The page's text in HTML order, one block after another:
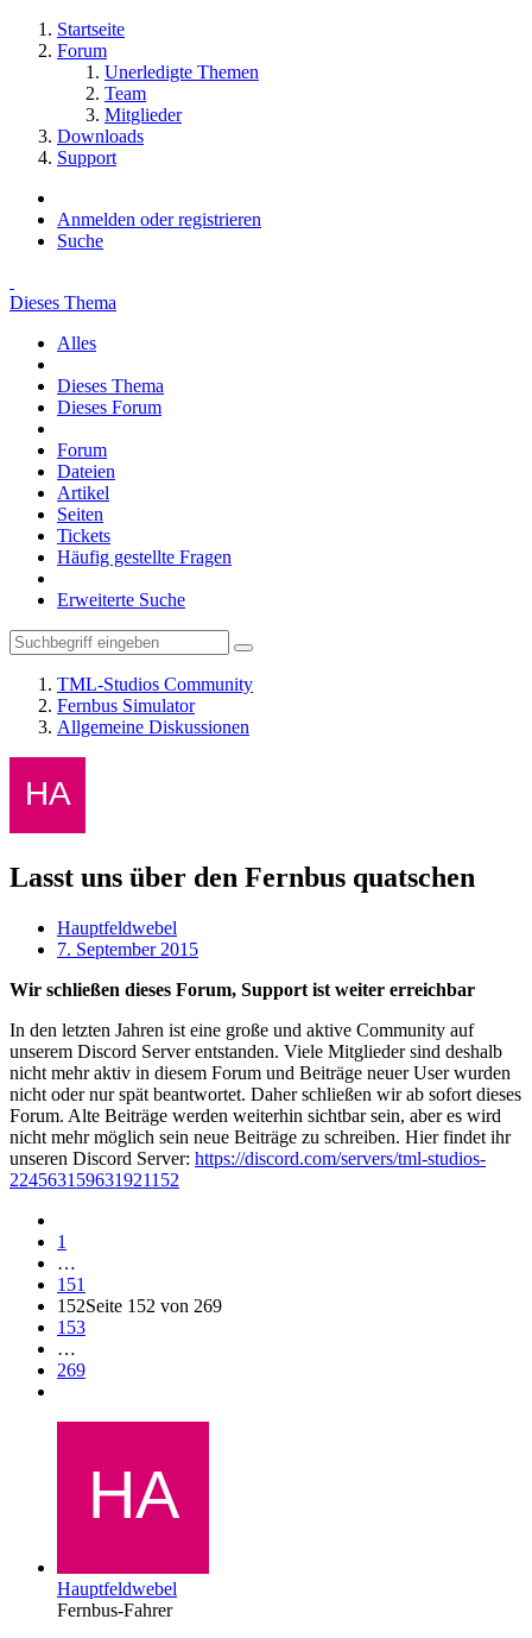
Startseite
Forum
Unerledigte Themen
Team
Mitglieder
Downloads
Support
Anmelden oder registrieren
Suche
Dieses Thema
Alles
Dieses Thema
Dieses Forum
Forum
Dateien
Artikel
Seiten
Tickets
Häufig gestellte Fragen
Erweiterte Suche
TML-Studios Community
Fernbus Simulator
Allgemeine Diskussionen
Lasst uns über den Fernbus quatschen
Hauptfeldwebel
7. September 2015
Wir schließen dieses Forum, Support ist weiter erreichbar
In den letzten Jahren ist eine große und aktive Community auf
unserem Discord Server entstanden. Viele Mitglieder sind deshalb
nicht mehr aktiv in diesem Forum und Beiträge neuer User wurden
nicht oder nur spät beantwortet. Daher schließen wir ab sofort dieses
Forum. Alte Beiträge werden weiterhin sichtbar sein, aber es wird
nicht mehr möglich sein neue Beiträge zu schreiben. Hier findet ihr
unseren Discord Server: https://discord.com/servers/tml-studios-
224563159631921152
1
…
151
152Seite 152 von 269
153
…
269
Hauptfeldwebel
Fernbus-Fahrer